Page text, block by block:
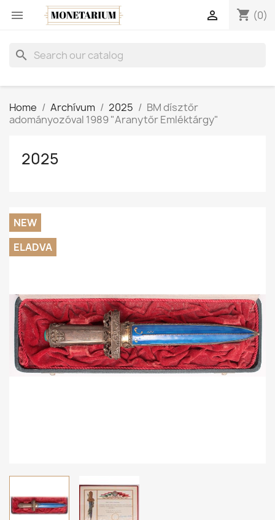
 shopping_cart (0)

search
Home Archívum 2025
BM dísztőr
adományozóval 1989 "Aranytőr Emléktárgy"
2025
NEW
ELADVA